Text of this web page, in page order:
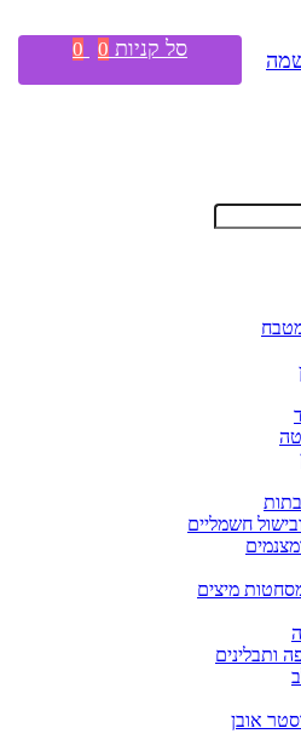
חשמליים
מיצים
ותבלינים
אובן
סל קניות 0
0